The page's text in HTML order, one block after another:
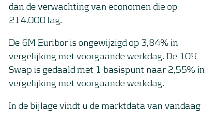
dan de verwachting van economen die op
214.000 lag.
De 6M Euribor is ongewijzigd op 3,84% in
vergelijking met voorgaande werkdag. De 10Y
Swap is gedaald met 1 basispunt naar 2,55% in
vergelijking met voorgaande werkdag.
In de bijlage vindt u de marktdata van vandaag